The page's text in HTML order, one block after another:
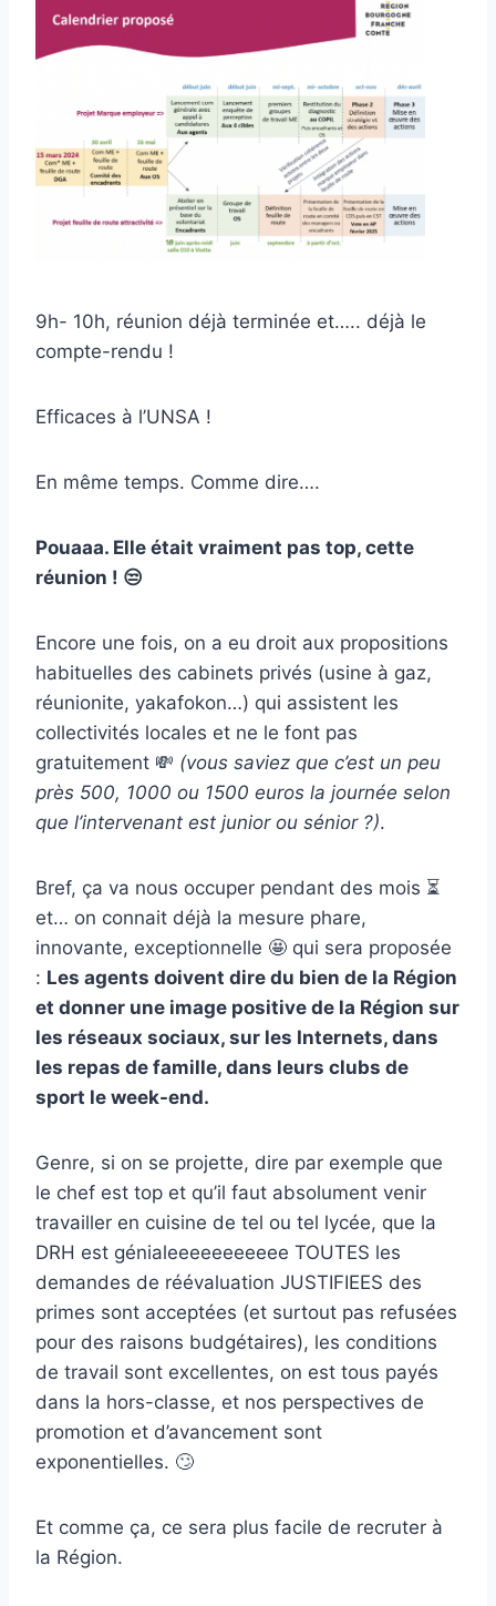
9h- 10h, réunion déjà terminée et….. déjà le
compte-rendu !
Efficaces à l’UNSA !
En même temps. Comme dire….
Pouaaa. Elle était vraiment pas top, cette
réunion ! 😒
Encore une fois, on a eu droit aux propositions
habituelles des cabinets privés (usine à gaz,
réunionite, yakafokon…) qui assistent les
collectivités locales et ne le font pas
gratuitement 💸 (vous saviez que c’est un peu
près 500, 1000 ou 1500 euros la journée selon
que l’intervenant est junior ou sénior ?).
Bref, ça va nous occuper pendant des mois ⏳
et… on connait déjà la mesure phare,
innovante, exceptionnelle 🤩 qui sera proposée
: Les agents doivent dire du bien de la Région
et donner une image positive de la Région sur
les réseaux sociaux, sur les Internets, dans
les repas de famille, dans leurs clubs de
sport le week-end.
Genre, si on se projette, dire par exemple que
le chef est top et qu’il faut absolument venir
travailler en cuisine de tel ou tel lycée, que la
DRH est génialeeeeeeeeeee TOUTES les
demandes de réévaluation JUSTIFIEES des
primes sont acceptées (et surtout pas refusées
pour des raisons budgétaires), les conditions
de travail sont excellentes, on est tous payés
dans la hors-classe, et nos perspectives de
promotion et d’avancement sont
exponentielles. 🙄
Et comme ça, ce sera plus facile de recruter à
la Région.